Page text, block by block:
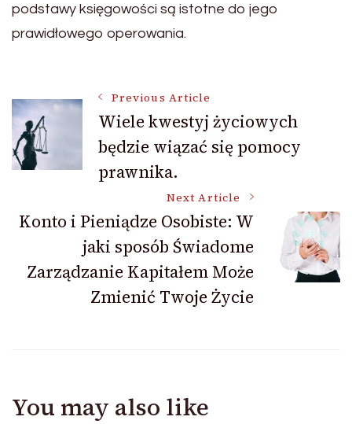
podstawy księgowości są istotne do jego
prawidłowego operowania.
Post
Navigation
Previous Article
Wiele kwestyj życiowych
będzie wiązać się pomocy
prawnika.
Next Article
Konto i Pieniądze Osobiste: W
jaki sposób Świadome
Zarządzanie Kapitałem Może
Zmienić Twoje Życie
You may also like